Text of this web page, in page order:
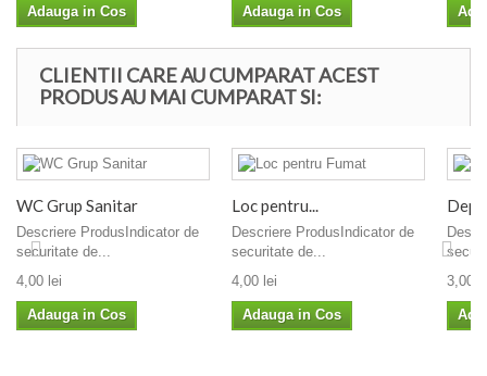
Adauga in Cos Adauga in Cos
CLIENTII CARE AU CUMPARAT ACEST
PRODUS AU MAI CUMPARAT SI:
WC Grup Sanitar
Descriere ProdusIndicator de
securitate de...
4,00 lei
Adauga in Cos
Loc pentru...
Descriere ProdusIndicator de
securitate de...
4,00 lei
Adauga in Cos
3,00